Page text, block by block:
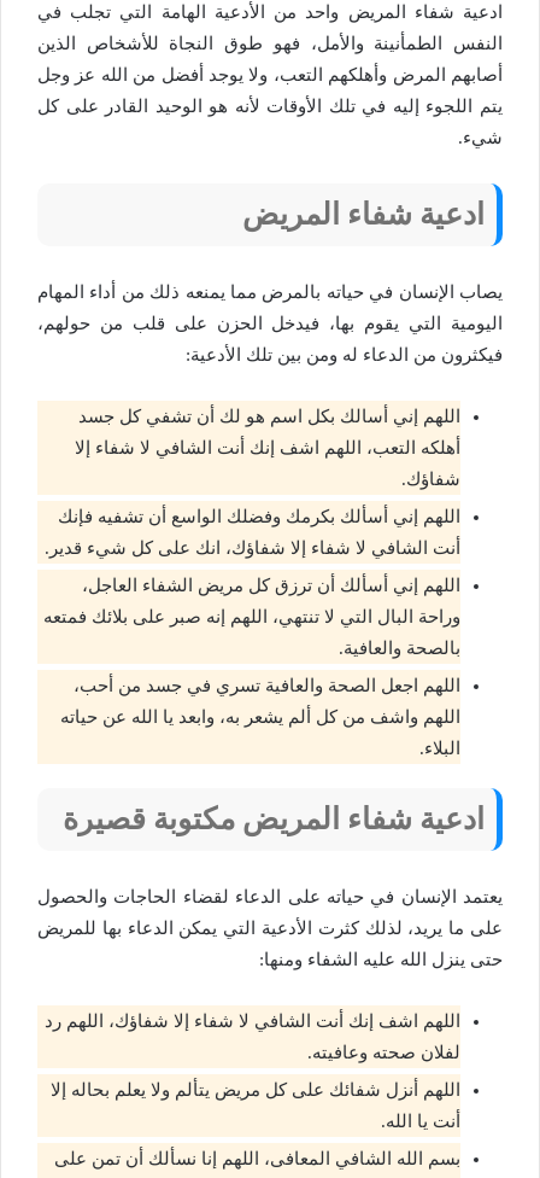
ادعية شفاء المريض واحد من الأدعية الهامة التي تجلب في
النفس الطمأنينة والأمل، فهو طوق النجاة للأشخاص الذين
أصابهم المرض وأهلكهم التعب، ولا يوجد أفضل من الله عز وجل
يتم اللجوء إليه في تلك الأوقات لأنه هو الوحيد القادر على كل
شيء.
ادعية شفاء المريض
يصاب الإنسان في حياته بالمرض مما يمنعه ذلك من أداء المهام
اليومية التي يقوم بها، فيدخل الحزن على قلب من حولهم،
فيكثرون من الدعاء له ومن بين تلك الأدعية:
اللهم إني أسالك بكل اسم هو لك أن تشفي كل جسد
أهلكه التعب، اللهم اشف إنك أنت الشافي لا شفاء إلا
شفاؤك.
اللهم إني أسألك بكرمك وفضلك الواسع أن تشفيه فإنك
أنت الشافي لا شفاء إلا شفاؤك، انك على كل شيء قدير.
اللهم إني أسألك أن ترزق كل مريض الشفاء العاجل،
وراحة البال التي لا تنتهي، اللهم إنه صبر على بلائك فمتعه
بالصحة والعافية.
اللهم اجعل الصحة والعافية تسري في جسد من أحب،
اللهم واشف من كل ألم يشعر به، وابعد يا الله عن حياته
البلاء.
ادعية شفاء المريض مكتوبة قصيرة
يعتمد الإنسان في حياته على الدعاء لقضاء الحاجات والحصول
على ما يريد، لذلك كثرت الأدعية التي يمكن الدعاء بها للمريض
حتى ينزل الله عليه الشفاء ومنها:
اللهم اشف إنك أنت الشافي لا شفاء إلا شفاؤك، اللهم رد
لفلان صحته وعافيته.
اللهم أنزل شفائك على كل مريض يتألم ولا يعلم بحاله إلا
أنت يا الله.
بسم الله الشافي المعافى، اللهم إنا نسألك أن تمن على